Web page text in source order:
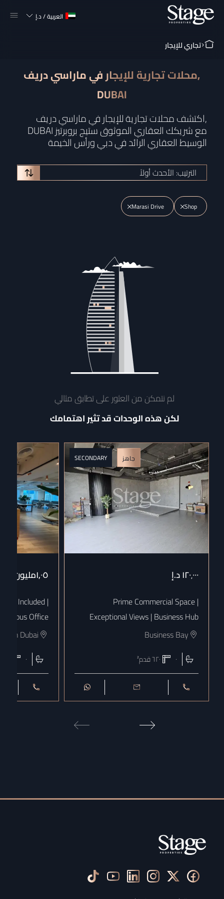
العربية/د.إ
تجاري للإيجار
محلات تجارية للإيجار في ماراسي دريف,
DUBAI
اكتشف محلات تجارية للإيجار في ماراسي دريف,
DUBAI مع شريكك العقاري الموثوق ستيج بروبرتيز
الوسيط العقاري الرائد في دبي ورأس الخيمة
الترتيب: الأحدث أولاً
Shop
Marasi Drive
لم نتمكن من العثور على تطابق مثالي
لكن هذه الوحدات قد تثير اهتمامك
جاهز SECONDARY
١٢٠٬٠٠٠د.إ
Prime Commercial Space |
Exceptional Views | Business Hub
Business Bay
٠ ٦٢٠قدم²
١٫٠٥مليون
Included |
Office
Dubai
٠